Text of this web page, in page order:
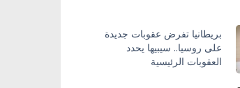
بريطانيا تفرض عقوبات جديدة
على روسيا.. سيبيها يحدد
العقوبات الرئيسية